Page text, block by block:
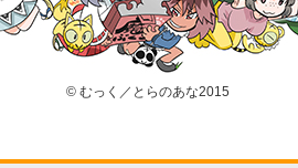
© むっく／とらのあな2015